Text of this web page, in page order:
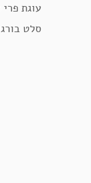
עוגת
סלט